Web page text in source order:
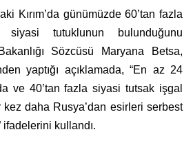
Kırım’da günümüzde 60’tan fazla
siyasi tutuklunun bulunduğunu
Sözcüsü Maryana Betsa,
yaptığı açıklamada, “En az 24
ve 40’tan fazla siyasi tutsak işgal
kez daha Rusya’dan esirleri serbest
ifadelerini kullandı.